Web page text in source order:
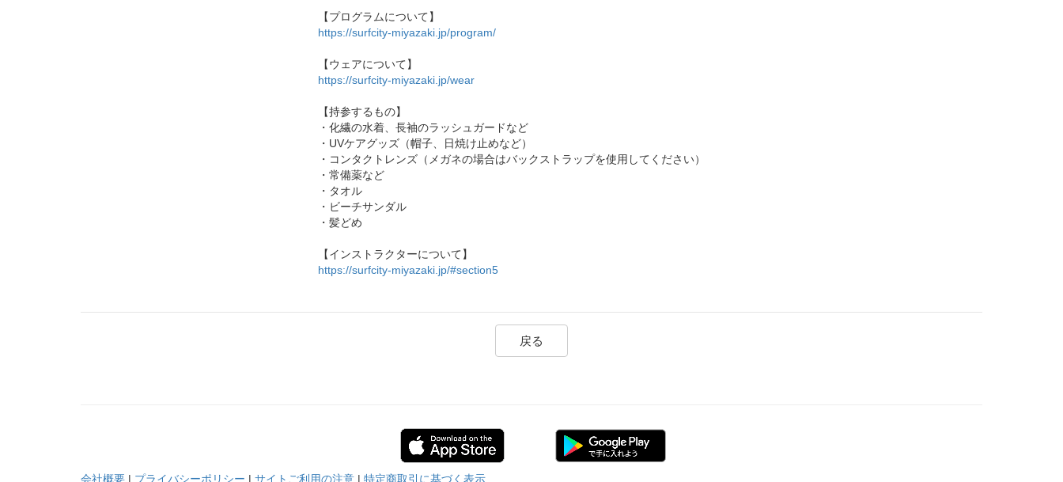
【プログラムについて】
https://surfcity-miyazaki.jp/program/
【ウェアについて】
https://surfcity-miyazaki.jp/wear
【持参するもの】
・化繊の水着、長袖のラッシュガードなど
・UVケアグッズ（帽子、日焼け止めなど）
・コンタクトレンズ（メガネの場合はバックストラップを使用してください）
・常備薬など
・タオル
・ビーチサンダル
・髪どめ
【インストラクターについて】
https://surfcity-miyazaki.jp/#section5
戻る
会社概要 | プライバシーポリシー | サイトご利用の注意 | 特定商取引に基づく表示